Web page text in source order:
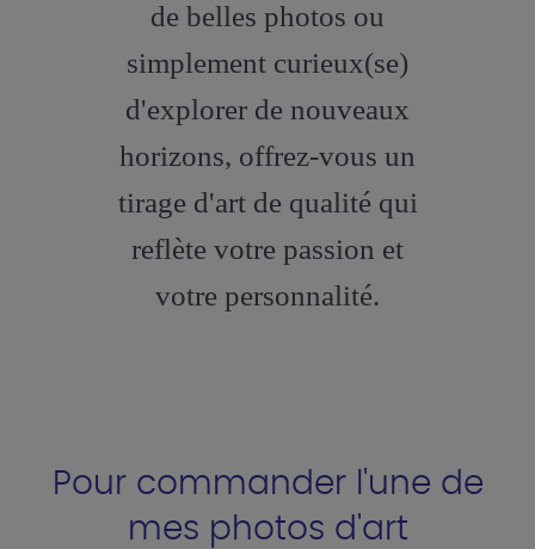
de belles photos ou
simplement curieux(se)
d'explorer de nouveaux
horizons, offrez-vous un
tirage d'art de qualité qui
reflète votre passion et
votre personnalité.
Pour commander l'une de
mes photos d'art